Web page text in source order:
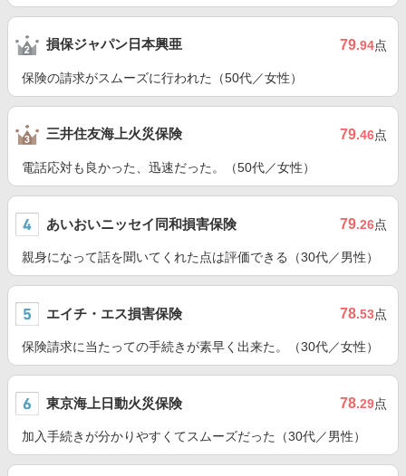
損保ジャパン日本興亜 79.94点
保険の請求がスムーズに行われた（50代／女性）
三井住友海上火災保険 79.46点
電話応対も良かった、迅速だった。（50代／女性）
あいおいニッセイ同和損害保険 79.26点
親身になって話を聞いてくれた点は評価できる（30代／男性）
エイチ・エス損害保険 78.53点
保険請求に当たっての手続きが素早く出来た。（30代／女性）
東京海上日動火災保険 78.29点
加入手続きが分かりやすくてスムーズだった（30代／男性）